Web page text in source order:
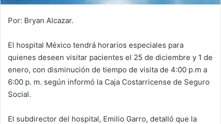
Por: Bryan Alcazar.
El hospital México tendrá horarios especiales para
quienes deseen visitar pacientes el 25 de diciembre y 1 de
enero, con disminución de tiempo de visita de 4:00 p.m a
6:00 p. m. según informó la Caja Costarricense de Seguro
Social.
El subdirector del hospital, Emilio Garro, detalló que la